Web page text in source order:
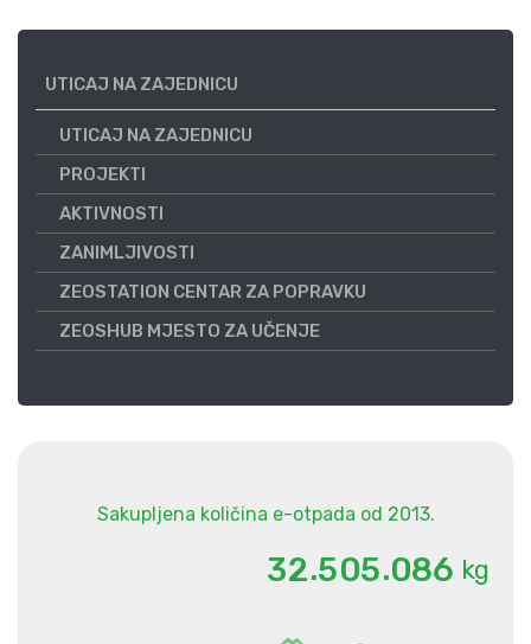
UTICAJ NA ZAJEDNICU
UTICAJ NA ZAJEDNICU
PROJEKTI
AKTIVNOSTI
ZANIMLJIVOSTI
ZEOSTATION CENTAR ZA POPRAVKU
ZEOSHUB MJESTO ZA UČENJE
Sakupljena količina e-otpada od 2013.
32.505.086 kg